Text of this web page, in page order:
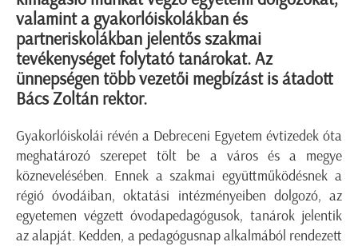
valamint a gyakorlóiskolákban és
partneriskolákban jelentős szakmai
tevékenységet folytató tanárokat. Az
ünnepségen több vezetői megbízást is átadott
Bács Zoltán rektor.
Gyakorlóiskolái révén a Debreceni Egyetem évtizedek óta
meghatározó szerepet tölt be a város és a megye
köznevelésében. Ennek a szakmai együttműködésnek a
régió óvodáiban, oktatási intézményeiben dolgozó, az
egyetemen végzett óvodapedagógusok, tanárok jelentik
az alapját. Kedden, a pedagógusnap alkalmából rendezett